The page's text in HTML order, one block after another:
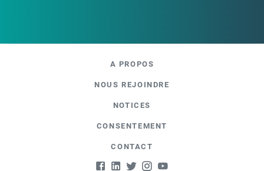
A PROPOS
NOUS REJOINDRE
NOTICES
CONSENTEMENT
CONTACT